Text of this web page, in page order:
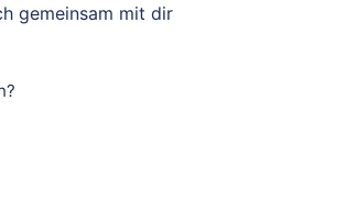
gemeinsam mit dir